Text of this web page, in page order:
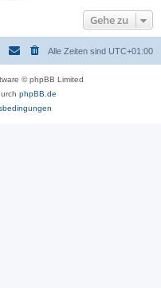
Gehe zu
Alle Zeiten sind UTC+01:00
© phpBB Limited
phpBB.de